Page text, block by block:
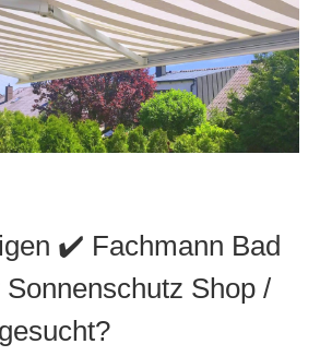
✔️ Fachmann Bad
Shop /